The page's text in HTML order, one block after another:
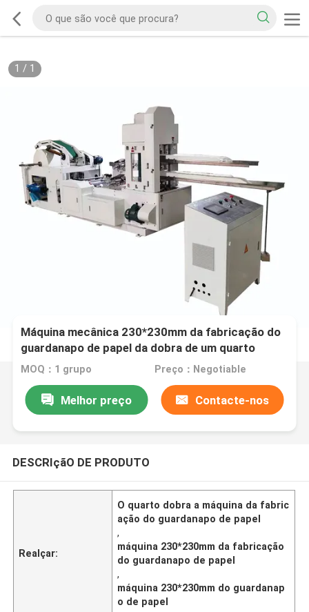
1 / 1
Máquina mecânica 230*230mm da fabricação do
guardanapo de papel da dobra de um quarto
MOQ：1 grupo Preço：Negotiable
Melhor preço Contacte-nos
DESCRIçãO DE PRODUTO
Realçar:
O quarto dobra a máquina da fabric
ação do guardanapo de papel
,
máquina 230*230mm da fabricação
do guardanapo de papel
,
máquina 230*230mm do guardanap
o de papel